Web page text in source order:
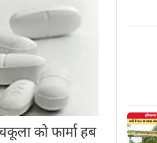
को फार्मा हब